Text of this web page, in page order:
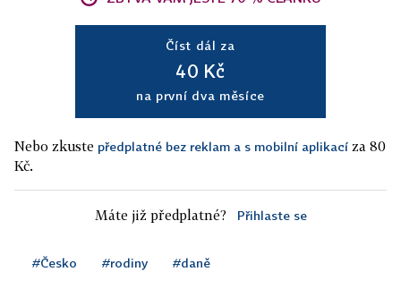
Číst dál za
40 Kč
na první dva měsíce
Nebo zkuste předplatné bez reklam a s mobilní aplikací za 80
Kč.
Máte již předplatné? Přihlaste se
#Česko #rodiny #daně